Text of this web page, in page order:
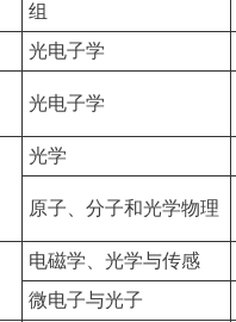
组
光电子学
光电子学
光学
原子、分子和光学物理
电磁学、光学与传感
微电子与光子